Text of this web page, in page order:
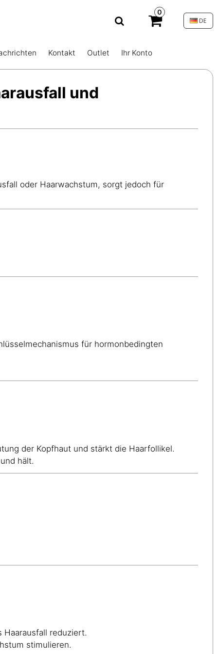
0
DE
Kontakt Outlet Ihr Konto
und
oder Haarwachstum, sorgt jedoch für
für hormonbedingten
der Kopfhaut und stärkt die Haarfollikel.
hält.
reduziert.
stimulieren.